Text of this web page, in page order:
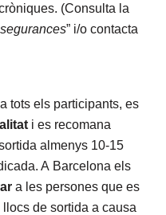
(Consulta la
” i/o contacta
tots els participants, es
i es recomana
almenys 10-15
A Barcelona els
a les persones que es
de sortida a causa